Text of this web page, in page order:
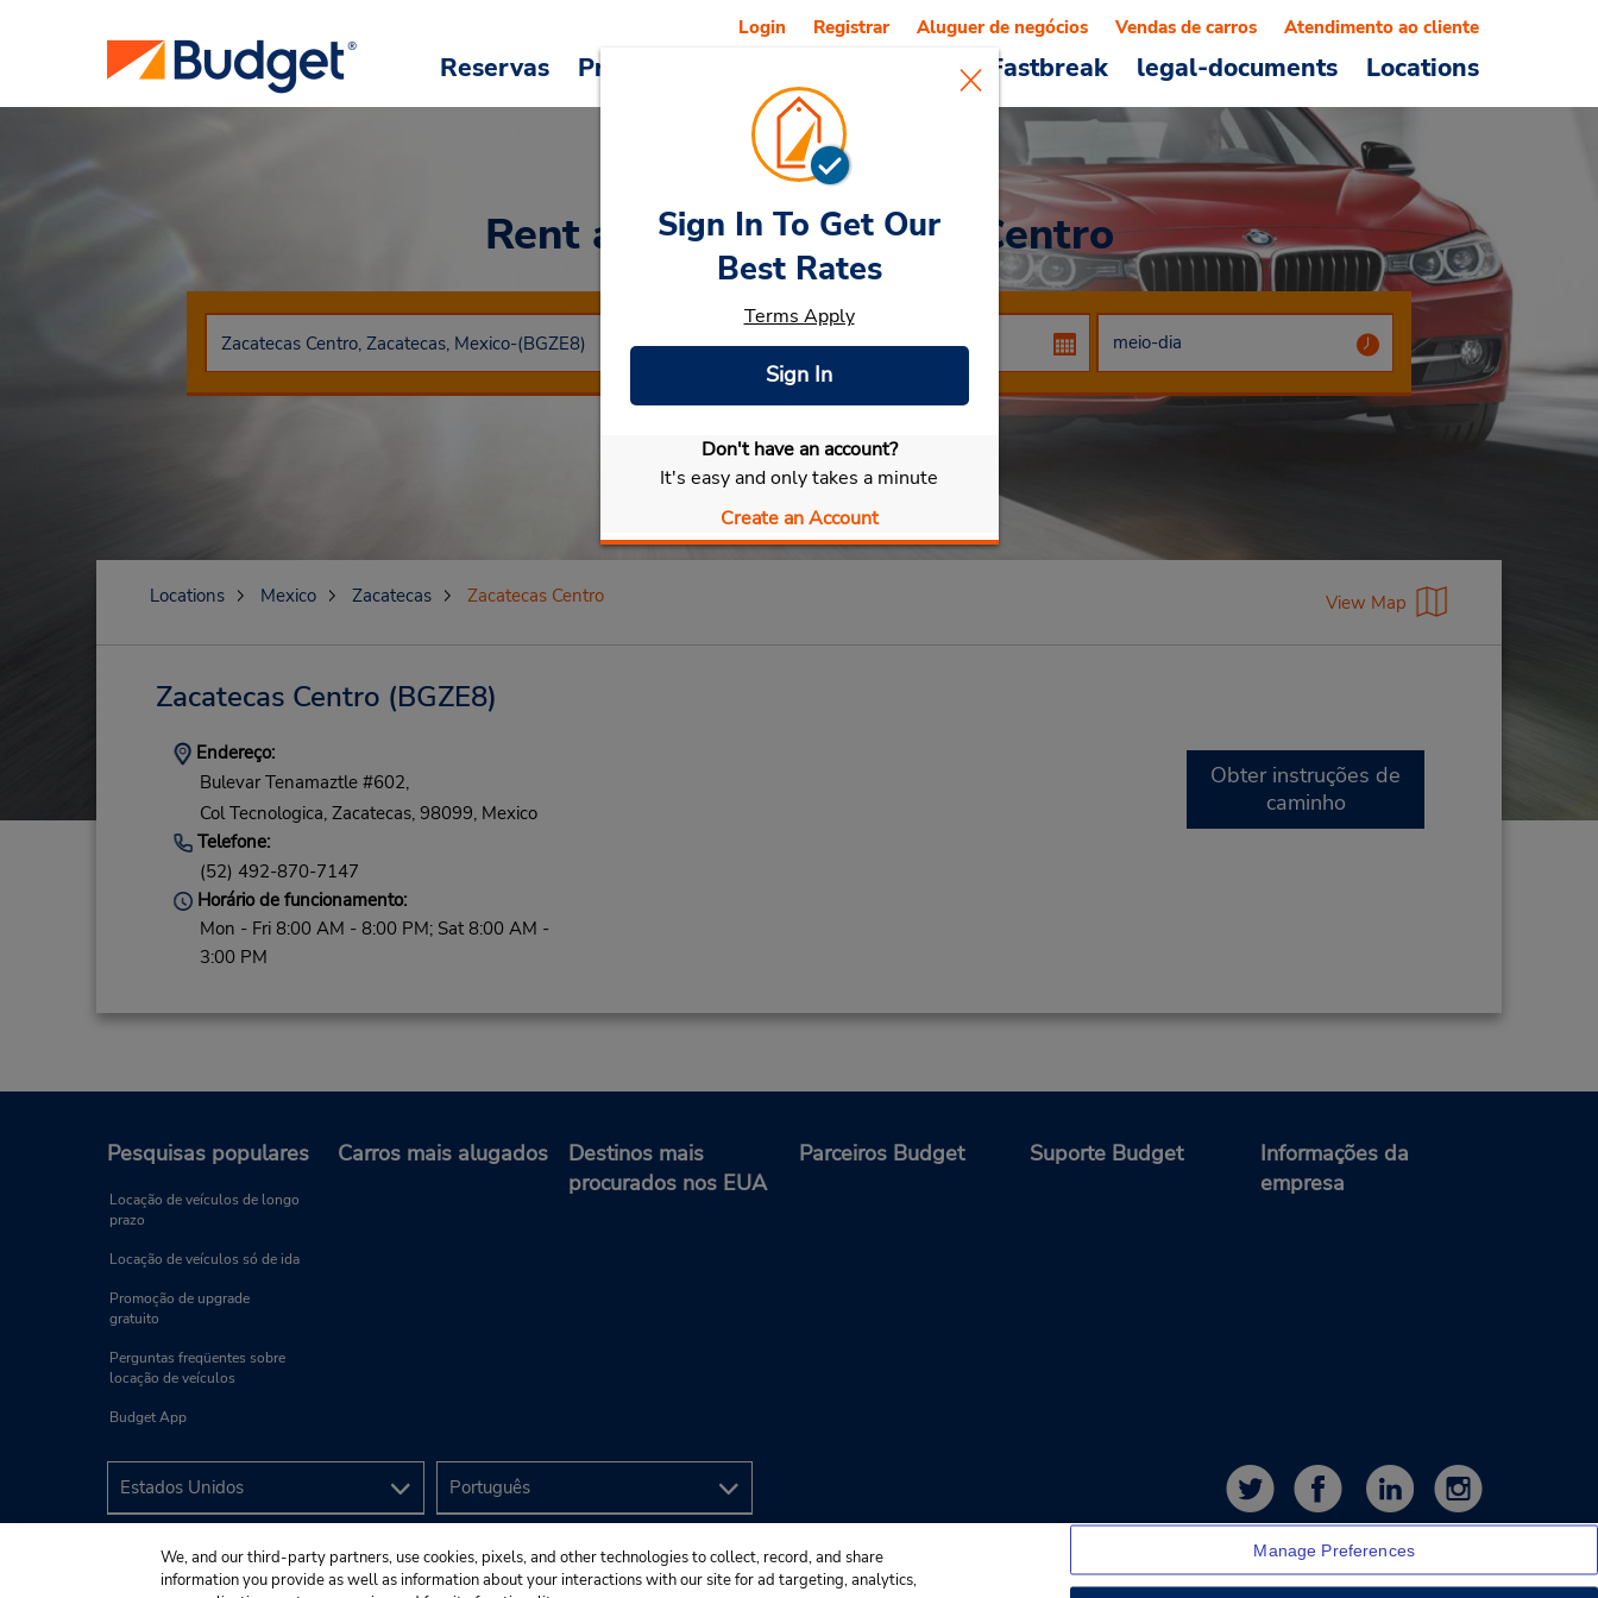
Reservas Promoções Veículos e serviços Fastbreak legal-documents Locations
Login Registrar Aluguer de negócios Vendas de carros Atendimento ao cliente
Rent a Carat Zacatecas Centro
Selecionar meu carro
Sign In To Get Our
Best Rates
Terms Apply
Sign In
Don't have an account?
It's easy and only takes a minute
Create an Account
Locations Mexico Zacatecas Zacatecas Centro View Map
Zacatecas Centro (BGZE8)
Endereço:
Bulevar Tenamaztle #602,
Col Tecnologica, Zacatecas, 98099, Mexico
Telefone:
(52) 492-870-7147
Horário de funcionamento:
Mon - Fri 8:00 AM - 8:00 PM; Sat 8:00 AM -
3:00 PM
Obter instruções de
caminho
Pesquisas populares
Locação de veículos de longo
prazo
Locação de veículos só de ida
Promoção de upgrade
gratuito
Perguntas freqüentes sobre
locação de veículos
Budget App
Carros mais alugados
Destinos mais
procurados nos EUA
Parceiros Budget Suporte Budget
Informações da
empresa
We, and our third-party partners, use cookies, pixels, and other technologies to collect, record, and share
information you provide as well as information about your interactions with our site for ad targeting, analytics,
Manage Preferences